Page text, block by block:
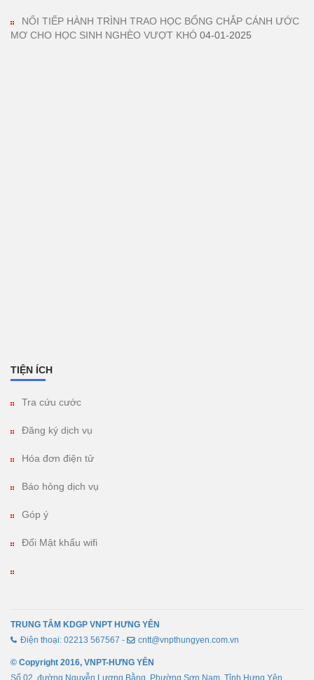
NỐI TIẾP HÀNH TRÌNH TRAO HỌC BỔNG CHẮP CÁNH ƯỚC
MƠ CHO HỌC SINH NGHÈO VƯỢT KHÓ 04-01-2025
TIỆN ÍCH
Tra cứu cước
Đăng ký dịch vụ
Hóa đơn điện tử
Báo hỏng dịch vụ
Góp ý
Đổi Mật khẩu wifi
TRUNG TÂM KDGP VNPT HƯNG YÊN
Điện thoại: 02213 567567 -
cntt@vnpthungyen.com.vn
© Copyright 2016, VNPT-HƯNG YÊN